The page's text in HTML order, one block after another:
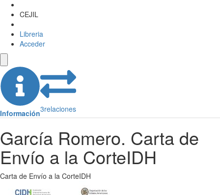
CEJIL
Libreria
Acceder
Información3relaciones
García Romero. Carta de
Envío a la CorteIDH
Carta de Envío a la CorteIDH